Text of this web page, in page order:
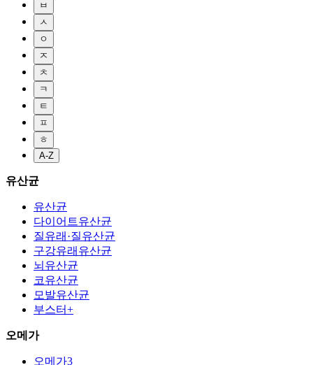
ㅂ
ㅅ
ㅇ
ㅈ
ㅊ
ㅋ
ㅌ
ㅍ
ㅎ
A-Z
유산균
유산균
다이어트유산균
질유래·질유산균
구강유래유산균
뇌유산균
코유산균
모발유산균
부스터+
오메가
오메가3